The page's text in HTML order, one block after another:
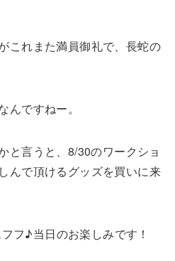
これまた満員御礼で、長蛇の
んですねー。
と言うと、8/30のワークショ
んで頂けるグッズを買いに来
フ♪当日のお楽しみです！